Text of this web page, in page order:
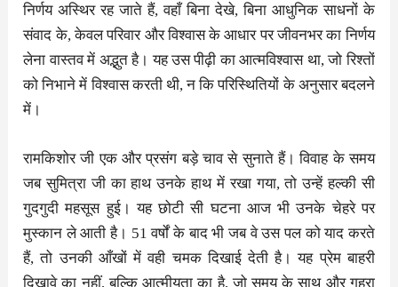
निर्णय अस्थिर रह जाते हैं, वहाँ बिना देखे, बिना आधुनिक साधनों के
संवाद के, केवल परिवार और विश्वास के आधार पर जीवनभर का निर्णय
लेना वास्तव में अद्भुत है। यह उस पीढ़ी का आत्मविश्वास था, जो रिश्तों
को निभाने में विश्वास करती थी, न कि परिस्थितियों के अनुसार बदलने
में।
रामकिशोर जी एक और प्रसंग बड़े चाव से सुनाते हैं। विवाह के समय
जब सुमित्रा जी का हाथ उनके हाथ में रखा गया, तो उन्हें हल्की सी
गुदगुदी महसूस हुई। यह छोटी सी घटना आज भी उनके चेहरे पर
मुस्कान ले आती है। 51 वर्षों के बाद भी जब वे उस पल को याद करते
हैं, तो उनकी आँखों में वही चमक दिखाई देती है। यह प्रेम बाहरी
दिखावे का नहीं, बल्कि आत्मीयता का है, जो समय के साथ और गहरा